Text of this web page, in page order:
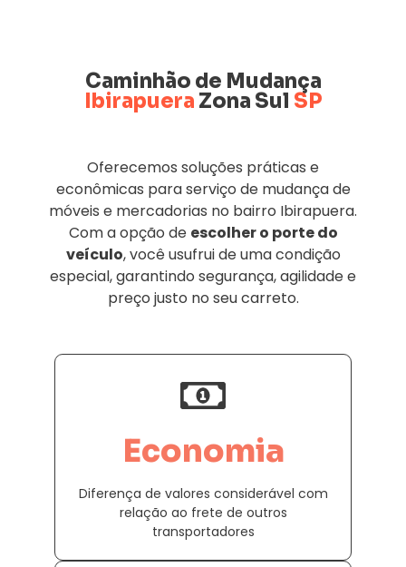
Caminhão de Mudança
Ibirapuera Zona Sul SP
Oferecemos soluções práticas e
econômicas para serviço de mudança de
móveis e mercadorias no bairro Ibirapuera.
Com a opção de escolher o porte do
veículo, você usufrui de uma condição
especial, garantindo segurança, agilidade e
preço justo no seu carreto.
Economia
Diferença de valores considerável com
relação ao frete de outros
transportadores